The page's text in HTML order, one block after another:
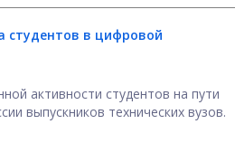
студентов в цифровой
активности студентов на пути
выпускников технических вузов.